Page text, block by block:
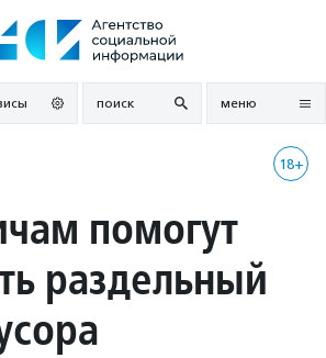
поиск меню
18+
помогут
раздельный